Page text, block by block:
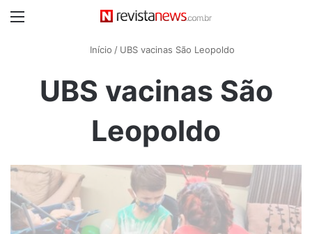
Início / UBS vacinas São Leopoldo
UBS vacinas São
Leopoldo